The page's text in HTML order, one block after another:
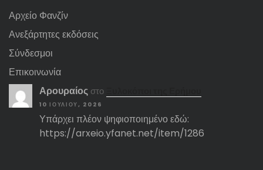
Αρχείο Φανζίν
Ανεξάρτητες εκδόσεις
Σύνδεσμοι
Επικοινωνία
Αρουραίος στο
10 ΙΟΥΛΊΟΥ, 2026
Υπάρχει πλέον ψηφιοποιημένο εδώ:
https://arxeio.yfanet.net/item/1286